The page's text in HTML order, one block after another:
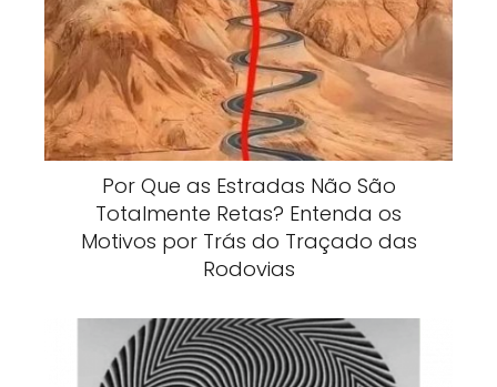
Por Que as Estradas Não São
Totalmente Retas? Entenda os
Motivos por Trás do Traçado das
Rodovias